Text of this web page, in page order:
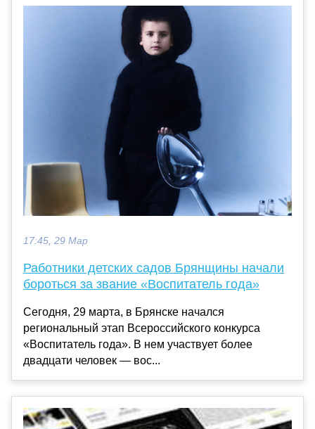
17:45, 29 Мар
Работники детских садов Брянщины начали
бороться за звание «Воспитатель года»
Сегодня, 29 марта, в Брянске начался
региональный этап Всероссийского конкурса
«Воспитатель года». В нем участвует более
двадцати человек — вос...